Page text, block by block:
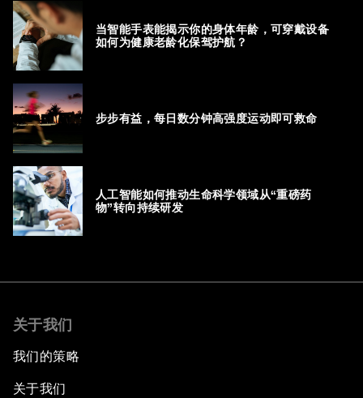
当智能手表能揭示你的身体年龄，可穿戴设备
如何为健康老龄化保驾护航？
步步有益，每日数分钟高强度运动即可救命
人工智能如何推动生命科学领域从“重磅药
物”转向持续研发
关于我们
我们的策略
关于我们